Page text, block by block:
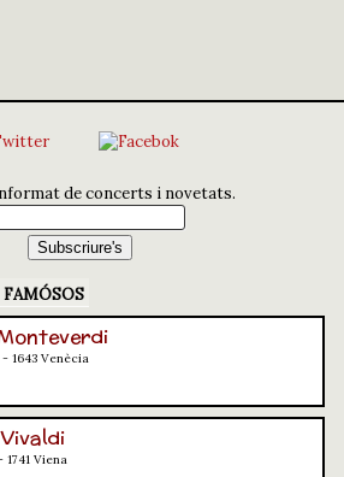
de concerts i novetats.
- 1643 Venècia
1741 Viena